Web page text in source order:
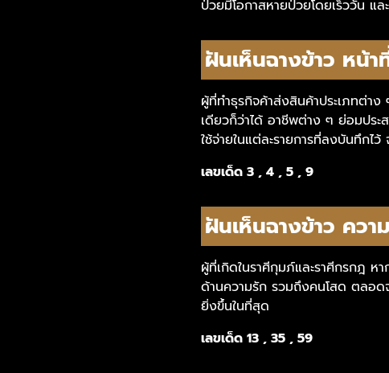
ป่วยมีโอกาสหายป่วยโดยเร็ววัน แ
ฝันเห็นฉางข้าว หน้า
ผู้ที่ทำธุรกิจค้าส่งสินค้าประเภทต่าง
เดียวก็ว่าได้ อาชีพต่าง ๆ ย่อมประ
ใช้จ่ายในแต่ละรายการที่ลงบันทึกไ
เลขเด็ด 3 , 4 , 5 , 9
ฝันเห็นฉางข้าว ควา
ผู้ที่เกิดในราศีกุมภ์และราศีกรกฎ ห
ด้านความรัก รวมถึงคนโสด ตลอด
ยิ่งขึ้นในที่สุด
เลขเด็ด 13 , 35 , 59